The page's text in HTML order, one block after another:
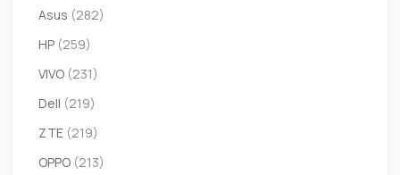
Asus (282)
HP (259)
VIVO (231)
Dell (219)
ZTE (219)
OPPO (213)